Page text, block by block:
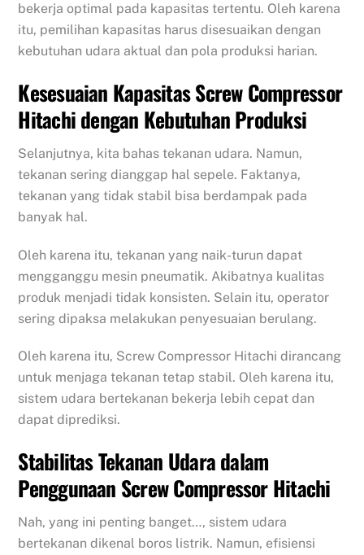
bekerja optimal pada kapasitas tertentu. Oleh karena
itu, pemilihan kapasitas harus disesuaikan dengan
kebutuhan udara aktual dan pola produksi harian.
Kesesuaian Kapasitas Screw Compressor
Hitachi dengan Kebutuhan Produksi
Selanjutnya, kita bahas tekanan udara. Namun,
tekanan sering dianggap hal sepele. Faktanya,
tekanan yang tidak stabil bisa berdampak pada
banyak hal.
Oleh karena itu, tekanan yang naik-turun dapat
mengganggu mesin pneumatik. Akibatnya kualitas
produk menjadi tidak konsisten. Selain itu, operator
sering dipaksa melakukan penyesuaian berulang.
Oleh karena itu, Screw Compressor Hitachi dirancang
untuk menjaga tekanan tetap stabil. Oleh karena itu,
sistem udara bertekanan bekerja lebih cepat dan
dapat diprediksi.
Stabilitas Tekanan Udara dalam
Penggunaan Screw Compressor Hitachi
Nah, yang ini penting banget…, sistem udara
bertekanan dikenal boros listrik. Namun, efisiensi